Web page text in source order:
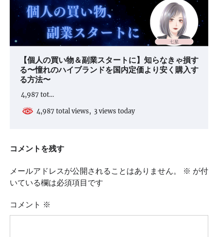
【個人の買い物＆副業スタートに】知らなきゃ損す
る〜憧れのハイブランドを国内定価より安く購入す
る方法〜
4,987 tot…
4,987 total views, 3 views today
コメントを残す
メールアドレスが公開されることはありません。 ※ が付
いている欄は必須項目です
コメント ※